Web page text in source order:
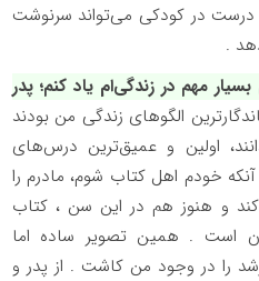
در کودکی می‌تواند سرنوشت
.
مهم در زندگی‌ام یاد کنم؛ پدر
الگوهای زندگی من بودند
اولین و عمیق‌ترین درس‌های
خودم اهل کتاب شوم، مادرم را
و هنوز هم در این سن ، کتاب
است . همین تصویر ساده اما
رشد را در وجود من کاشت . از پدر و